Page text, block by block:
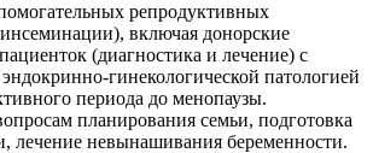
репродуктивных
включая донорские
(диагностика и лечение) с
гинекологической патологией
периода до менопаузы.
планирования семьи, подготовка
лечение невынашивания беременности.